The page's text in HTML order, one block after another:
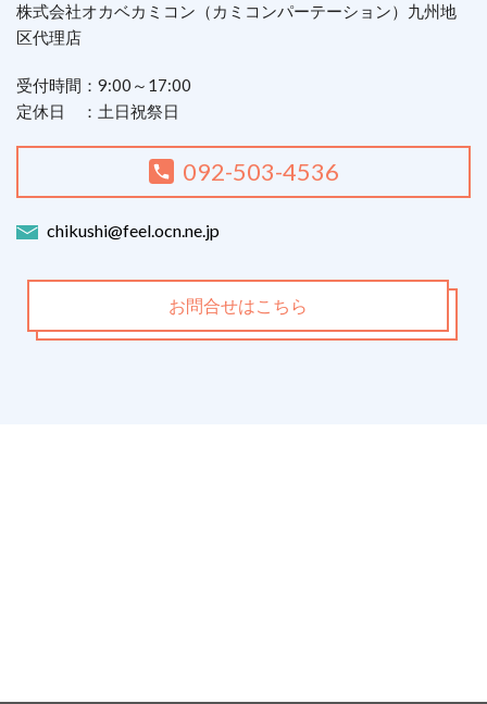
株式会社オカベカミコン（カミコンパーテーション）九州地
区代理店
受付時間：9:00～17:00
定休日 ：土日祝祭日
092-503-4536
chikushi@feel.ocn.ne.jp
お問合せはこちら